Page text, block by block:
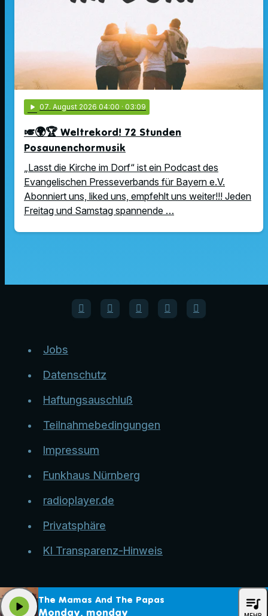
play_arrow 07. August 2026 04:00 · 03:09
🎺🌍🏆 Weltrekord! 72 Stunden
Posaunenchormusik
„Lasst die Kirche im Dorf“ ist ein Podcast des
Evangelischen Presseverbands für Bayern e.V.
Abonniert uns, liked uns, empfehlt uns weiter!!! Jeden
Freitag und Samstag spannende …
Jobs
Datenschutz
Haftungsauschluß
Teilnahmebedingungen
Impressum
Funkhaus Nürnberg
radioplayer.de
Privatsphäre
KI Transparenz-Hinweis
The Mamas And The Papas
Monday, monday
play_arrow queue_music